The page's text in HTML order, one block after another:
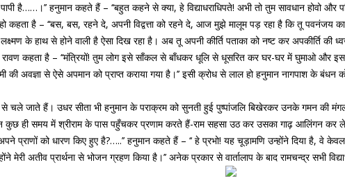
है……।’’ हनुमान कहते हैं – ‘‘बहुत कहने से क्या, हे विद्याधराधिपते! अभी तो तुम सावधान होवो
हो कहता है – ‘‘बस, बस, रहने दे, अपनी विद्वत्ता को रहने दे, आज मुझे मालूम पड़ रहा है कि तू
लक्ष्मण के हाथ से होने वाली है ऐसा दिख रहा है। अब तू अपनी कीर्ति पताका को नष्ट कर अपकीर्ति
रावण कहता है – ‘‘मंत्रियों! तुम लोग इसे साँकल से बाँधकर धूलि से धूसरित कर घर-घर में घुमाओ
की अवज्ञा से ऐसे अपमान को प्राप्त कराया गया है।’’ इसी क्रोध से लाल हो हनुमान नागपाश
चले जाते हैं। उधर सीता भी हनुमान के पराक्रम को सुनती हुई पुष्पांजलि बिखेरकर उनके गमन की
कुछ ही समय में श्रीराम के पास पहुँचकर प्रणाम करते हैं-राम सहसा उठ कर उसका गाढ़ आलिंगन कर
प्राणों को धारण किए हुए है?…..’’ हनुमान कहते हैं – ‘‘ हे प्रभो! यह चूड़ामणि उन्होंने दिया है, वे
मेरी अतीव प्रार्थना से भोजन ग्रहण किया है।’’ अनेक प्रकार से वार्तालाप के बाद रामचन्द्र सभी